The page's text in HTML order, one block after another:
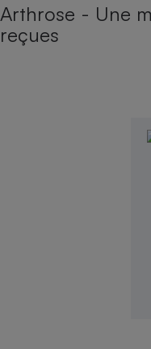
Arthrose - Une
reçues